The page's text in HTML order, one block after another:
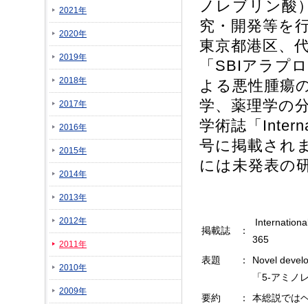
ノレブリン酸
究・開発等を
東京都港区、
「SBIアラプ
よる悪性腫瘍
学、薬理学の
学術誌「
号に掲載され
には未発表の
掲載誌 ：
365
表題
：
Novel
「5-アミノ
要約
：
本総説では
2021年
2020年
2019年
2018年
2017年
2016年
2015年
2014年
2013年
2012年
2011年
2010年
2009年